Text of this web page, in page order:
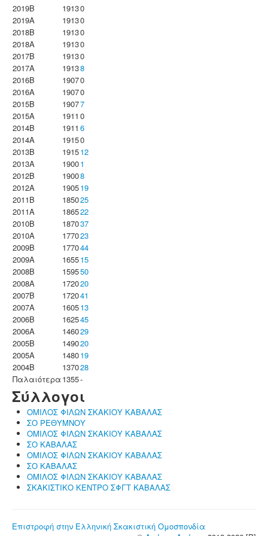
2019B
19130
2019A
19130
2018B
19130
2018A
19130
2017B
19130
2017A
19138
2016B
19070
2016A
19070
2015B
19077
2015A
1911 0
2014B
1911 6
2014A
19150
2013B
191512
2013A
19001
2012B
19008
2012A
190519
2011B
185025
2011A
186522
2010B
187037
2010A
177023
2009B
177044
2009A
165515
2008B
159550
2008A
172020
2007B
172041
2007A
160513
2006B
162545
2006A
146029
2005B
149020
2005A
148019
2004B
137028
Παλαιότερα 1355-
Σύλλογοι
ΟΜΙΛΟΣ ΦΙΛΩΝ ΣΚΑΚΙΟΥ ΚΑΒΑΛΑΣ
ΣΟ ΡΕΘΥΜΝΟΥ
ΟΜΙΛΟΣ ΦΙΛΩΝ ΣΚΑΚΙΟΥ ΚΑΒΑΛΑΣ
ΣΟ ΚΑΒΑΛΑΣ
ΟΜΙΛΟΣ ΦΙΛΩΝ ΣΚΑΚΙΟΥ ΚΑΒΑΛΑΣ
ΣΟ ΚΑΒΑΛΑΣ
ΟΜΙΛΟΣ ΦΙΛΩΝ ΣΚΑΚΙΟΥ ΚΑΒΑΛΑΣ
ΣΚΑΚΙΣΤΙΚΟ ΚΕΝΤΡΟ ΣΦΓΤ ΚΑΒΑΛΑΣ
Επιστροφή στην Ελληνική Σκακιστική Ομοσπονδία